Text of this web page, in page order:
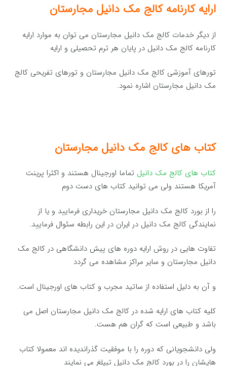
ارایه کارنامه کالج مک دانیل مجارستان
از دیگر خدمات کالج مک دانیل مجارستان می توان به موارد ارایه
کارنامه کالج مک دانیل در پایان هر ترم تحصیلی و ارایه
تورهای آموزشی کالج مک دانیل مجارستان و تورهای تفریحی کالج
مک دانیل مجارستان اشاره نمود.
کتاب های کالج مک دانیل مجارستان
کتاب های کالج مک دانیل تماما اورجینال هستند و اکثرا پرینت
آمریکا هستند ولی می توانید کتاب های دست دوم
را از بورد کالج مک دانیل مجارستان خریداری فرمایید و یا از
نمایندگی کالج مک دانیل در ایران در این رابطه سئوال فرمایید.
تفاوت هایی در روش ارایه دوره های پیش دانشگاهی در کالج مک
دانیل مجارستان و سایر مراکز مشاهده می گردد
و آن به دلیل استفاده از ساتید مجرب و کتاب های اورجینال است.
کلیه کتاب های ارایه شده در کالج مک دانیل مجارستان اصل می
باشد و طبیعی است که گران هم هست.
ولی دانشجویانی که دوره را با موفقیت گذراندیده اند معمولا کتاب
هایشان را در بورد کالج مک دانیل تبیلغ می نمایند